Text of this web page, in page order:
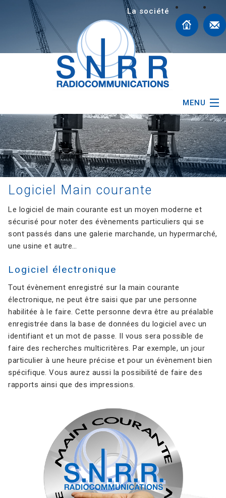
La société
MENU
Matériel Radio Communication
Radiocommunication Terrestre
Installation Maritime
Protection anti grêle agricole
News
Contact
Logiciel Main courante
Le logiciel de main courante est un moyen moderne et
sécurisé pour noter des évènements particuliers qui se
sont passés dans une galerie marchande, un hypermarché,
une usine et autre…
Logiciel électronique
Tout évènement enregistré sur la main courante
électronique, ne peut être saisi que par une personne
habilitée à le faire. Cette personne devra être au préalable
enregistrée dans la base de données du logiciel avec un
identifiant et un mot de passe. Il vous sera possible de
faire des recherches multicritères. Par exemple, un jour
particulier à une heure précise et pour un évènement bien
spécifique. Vous aurez aussi la possibilité de faire des
rapports ainsi que des impressions.